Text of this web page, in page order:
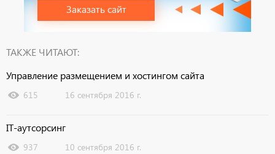
Заказать сайт
ТАКЖЕ ЧИТАЮТ:
Управление размещением и хостингом сайта
615 16 сентября 2016 г.
IT-аутсорсинг
937 10 сентября 2016 г.